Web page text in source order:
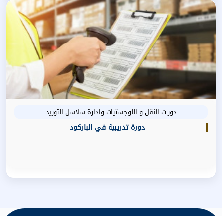
دورات النقل و اللوجستيات وادارة سلاسل التوريد
دورة تدريبية في الباركود